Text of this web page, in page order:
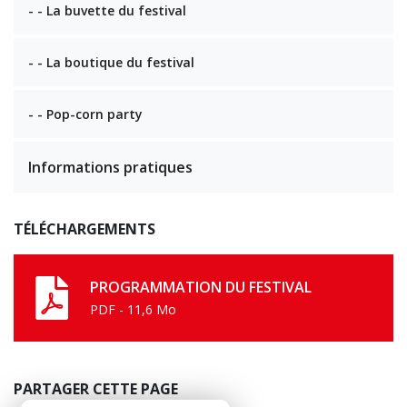
- - La buvette du festival
- - La boutique du festival
- - Pop-corn party
Informations pratiques
TÉLÉCHARGEMENTS
PROGRAMMATION DU FESTIVAL
PDF - 11,6 Mo
PARTAGER CETTE PAGE